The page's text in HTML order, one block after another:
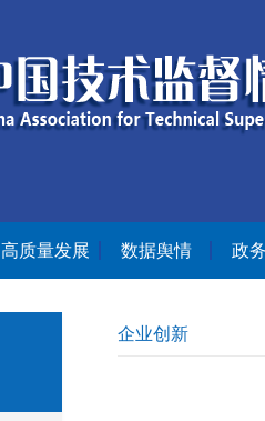
高质量发展 数据舆情 政
企业创新